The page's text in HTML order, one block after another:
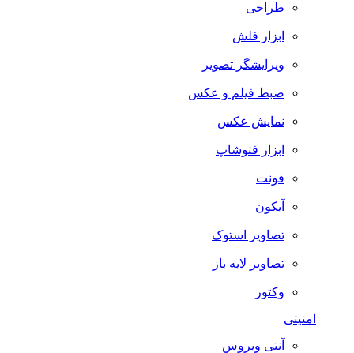
طراحی
ابزار فلش
ویرایشگر تصویر
ضبط فيلم و عكس
نمایش عکس
ابزار فتوشاپ
فونت
آیکون
تصاویر استوک
تصاویر لایه باز
وکتور
امنیتی
آنتی ویروس